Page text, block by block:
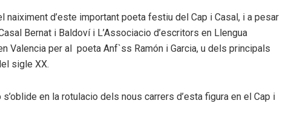
naiximent d’este important poeta festiu del Cap i Casal, i a pesar
Bernat i Baldoví i L’Associacio d’escritors en Llengua
Valencia per al poeta Anf`ss Ramón i Garcia, u dels principals
sigle XX.
en la rotulacio dels nous carrers d’esta figura en el Cap i